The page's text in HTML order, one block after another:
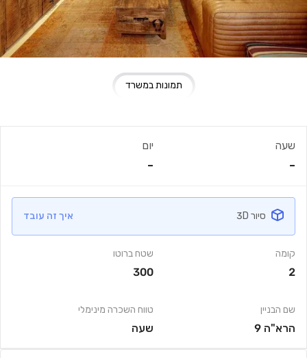
תמונות במשרד
שעה
-
יום
-
סיור 3D איך זה עובד
קומה
2
שם הבניין
הרא"ה 9
שטח ברוטו
300
טווח השכרה מינימלי
שעה